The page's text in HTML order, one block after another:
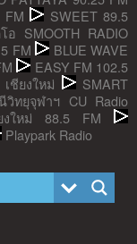
FM
SWEET 89.5
อ SMOOTH RADIO
FM
BLUE WAVE
EASY FM 102.5
ชียงใหม่
SMART
วิทยุจุฬาฯ CU Radio
งใหม่ 88.5 FM
Playpark Radio